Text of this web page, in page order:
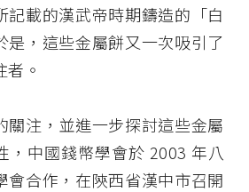
記載的漢武帝時期鑄造的「白
是，這些金屬餅又一次吸引了
。
關注，並進一步探討這些金屬
，中國錢幣學會於 2003 年八
會合作，在陝西省漢中市召開